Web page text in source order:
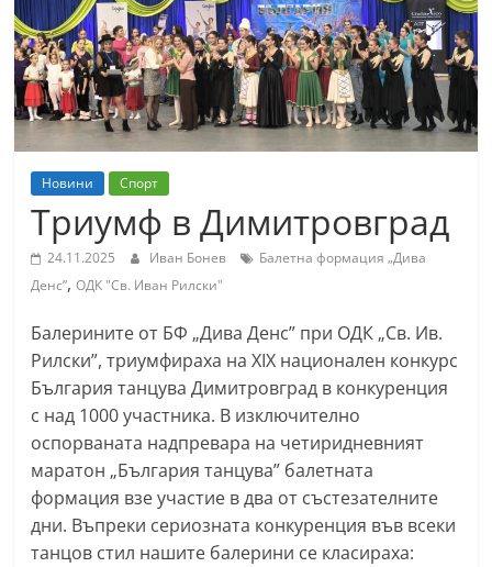
т
К
а
з
а
н
ъ
к
и
о
б
л
а
с
т
С
т
Новини Спорт
Триумф в Димитровград
24.11.2025 Иван Бонев
Балетна формация „Дива
Денс”,ОДК "Св. Иван Рилски"
Балерините от БФ „Дива Денс” при ОДК „Св. Ив.
Рилски”, триумфираха на XIX национален конкурс
България танцува Димитровград в конкуренция
с над 1000 участника. В изключително
оспорваната надпревара на четиридневният
маратон „България танцува” балетната
формация взе участие в два от състезателните
дни. Въпреки сериозната конкуренция във всеки
танцов стил нашите балерини се класираха: